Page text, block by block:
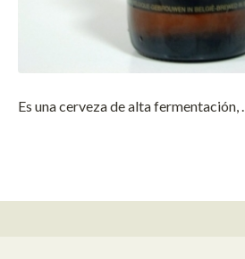
Es una cerveza de alta fermentación, …